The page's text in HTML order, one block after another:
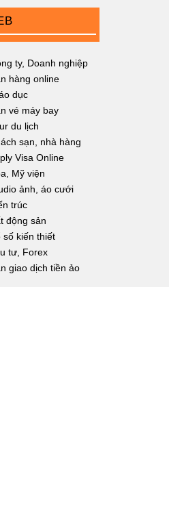
ty, Doanh nghiệp
hàng online
dục
vé máy bay
du lịch
sạn, nhà hàng
Visa Online
Mỹ viện
ảnh, áo cưới
trúc
động sản
số kiến thiết
tư, Forex
giao dịch tiền ảo